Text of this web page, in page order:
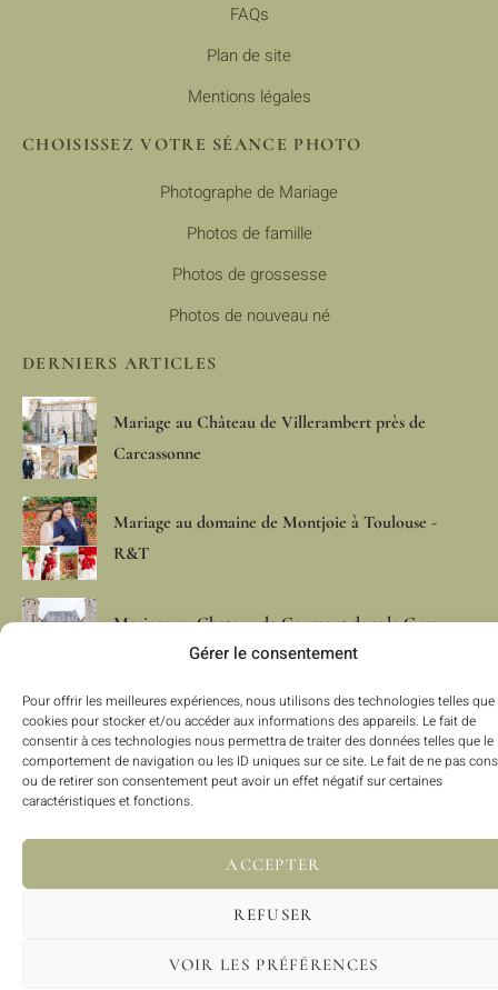
Gérer le consentement
Pour offrir les meilleures expériences, nous utilisons des technologies telles que
cookies pour stocker et/ou accéder aux informations des appareils. Le fait de
consentir à ces technologies nous permettra de traiter des données telles que le
comportement de navigation ou les ID uniques sur ce site. Le fait de ne pas
ou de retirer son consentement peut avoir un effet négatif sur certaines
caractéristiques et fonctions.
ACCEPTER
REFUSER
VOIR LES PRÉFÉRENCES
FAQs
Plan de site
Mentions légales
CHOISISSEZ VOTRE SÉANCE PHOTO​
Photographe de Mariage
Photos de famille
Photos de grossesse
Photos de nouveau né
DERNIERS ARTICLES
Mariage au Château de Villerambert près de
Carcassonne
Mariage au domaine de Montjoie à Toulouse -
R&T
Mariage au Chateau de Caumont dans le Gers -
Mariage au Domaine de Gailhaguet en mai au
thème nature - Z&F
Copyright © 2026 Justyna Blot Photographe | Images & textes,
tous droits réservés – Photographe de mariage, naissance,
famille, maternité | Toulouse, Occitanie